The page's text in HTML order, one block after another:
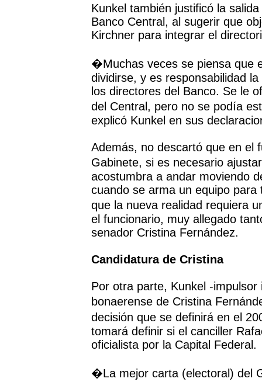
Kunkel también justificó la
Banco Central, al sugerir que
Kirchner para integrar el
�Muchas veces se piensa que
dividirse, y es responsabilidad
los directores del Banco. Se le
del Central, pero no se podía
explicó Kunkel en sus
Además, no descartó que en el
Gabinete, si es necesario
acostumbra a andar moviendo
cuando se arma un equipo
que la nueva realidad requiera
el funcionario, muy allegado
senador Cristina Fernández.
Candidatura de Cristina
Por otra parte, Kunkel -
bonaerense de Cristina
decisión que se definirá en el
tomará definir si el canciller
oficialista por la Capital Federal.
�La mejor carta (electoral) del